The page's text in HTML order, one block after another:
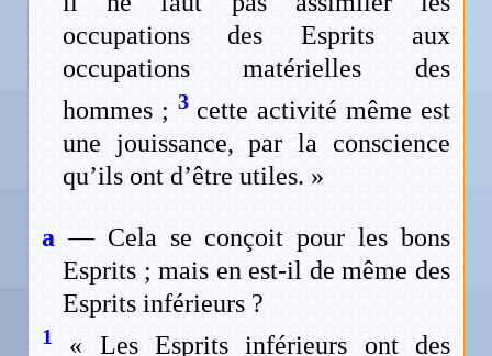
occupations des Esprits aux
occupations matérielles des
hommes ; 3cette activité même est
une jouissance, par la conscience
qu’ils ont d’être utiles. »
a — Cela se conçoit pour les bons
Esprits ; mais en est-il de même des
Esprits inférieurs ?
1
« Les Esprits inférieurs ont des